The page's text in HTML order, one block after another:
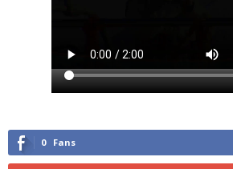
0 Fans